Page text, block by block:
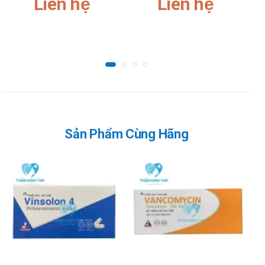
Toàn thân: Phản vệ, sốt.
Tác dụng không mong muốn hiếm gặp: Sốc phản vệ,
khi rất nặng có thể gây chết người sau khi tiêm các chế
Dùng vitamin B liều 200mg/ngày và dài ngày (trên 2
tháng) có thể gây bệnh thần 6 kinh ngoại vi nặng, tiến
triển từ dáng đi không vững và tê cóng bàn chân đến
tê cóng và vụng về bàn tay. Tình trạng này có thể hồi
phục khi ngừng thuốc, mặc dù vẫn còn để lại ít nhiều di
chứng.
Sản Phẩm Cùng Hãng